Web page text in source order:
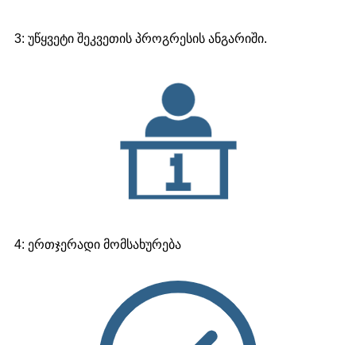
3: უწყვეტი შეკვეთის პროგრესის ანგარიში.
4: ერთჯერადი მომსახურება